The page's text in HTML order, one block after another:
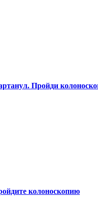
Пройди
колоноскопию